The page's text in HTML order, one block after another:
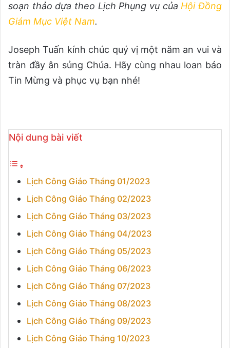
soạn thảo dựa theo Lịch Phụng vụ củaHội Đồng
Giám Mục Việt Nam.
Joseph Tuấn kính chúc quý vị một năm an vui và
tràn đầy ân sủng Chúa. Hãy cùng nhau loan báo
Tin Mừng và phục vụ bạn nhé!
Nội dung bài viết
Lịch Công Giáo Tháng 01/2023
Lịch Công Giáo Tháng 02/2023
Lịch Công Giáo Tháng 03/2023
Lịch Công Giáo Tháng 04/2023
Lịch Công Giáo Tháng 05/2023
Lịch Công Giáo Tháng 06/2023
Lịch Công Giáo Tháng 07/2023
Lịch Công Giáo Tháng 08/2023
Lịch Công Giáo Tháng 09/2023
Lịch Công Giáo Tháng 10/2023